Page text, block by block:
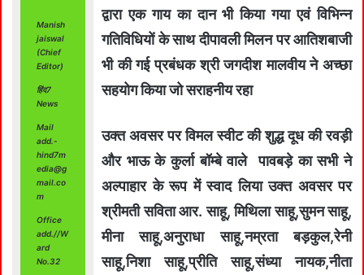
Manish
jaiswal
(Chief
Editor)
हिंद7
News
Mail
add.-
hind7m
edia@g
mail.co
m
Office
add.//W
ard
No.32
द्वारा एक गाय का दान भी किया गया एवं विभिन्न
गतिविधियों के साथ दीपावली मिलन पर आतिशबाजी
भी की गई प्रबंधक श्री जगदीश मालवीय ने अच्छा
सहयोग किया जो सराहनीय रहा
उक्त अवसर पर विमल स्वीट की शुद्ध दूध की रवड़ी
और भाऊ के कुर्ला बॉम्बे वाले पावबड़े का सभी ने
अल्पाहार के रूप में स्वाद लिया उक्त अवसर पर
श्रीमती सविता आर. साहू, मिथिला साहू,सुमन साहू,
मीना साहू,अनुराधा साहू,नम्रता बड़कुल,रेनी
साहू,निशा साहू,प्रीति साहू,संध्या नायक,नीता